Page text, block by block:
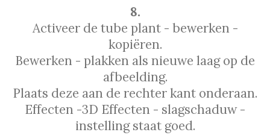
8.
Activeer de tube plant - bewerken -
kopiëren.
Bewerken - plakken als nieuwe laag op de
afbeelding.
Plaats deze aan de rechter kant onderaan.
Effecten -3D Effecten - slagschaduw -
instelling staat goed.